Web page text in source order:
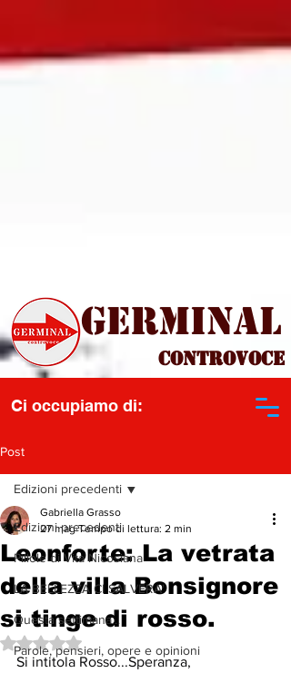
Controvoce
Ci occupiamo di:
Germinal
Post
Edizioni precedenti
Pillole di Vita Nicosiana
LA BELLEZZA CI SALVERA'
Questa settimana...
Parole, pensieri, opere e opinioni
Edizioni precedenti
Leonforte: La vetrata
della villa Bonsignore
si tinge di rosso.
Gabriella Grasso
27 mag Tempo di lettura: 2 min
Valutazione NaN stelle su 5.
Si intitola Rosso...Speranza,